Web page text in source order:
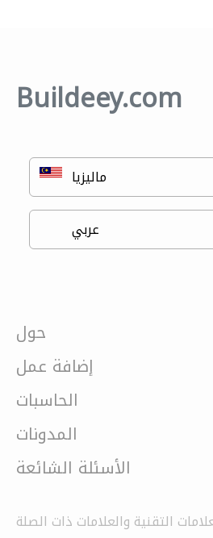
Buildeey.com
حول
إضافة عمل
الحاسبات
المدونات
الأسئلة الشائعة
التقنية والعلامات ذات الصلة